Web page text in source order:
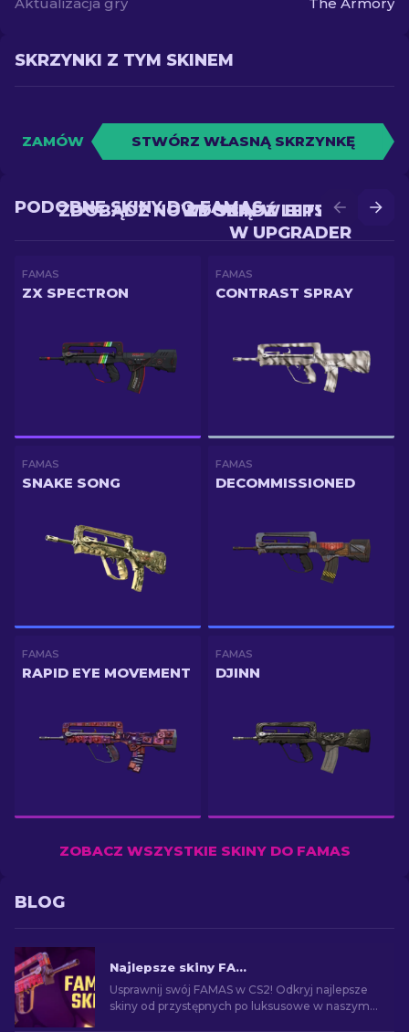
SKRZYNKI Z TYM SKINEM
ZAMÓW STWÓRZ WŁASNĄ SKRZYNKĘ
ZDOBĄDŹ LEPSZY SKIN
W UPGRADER
ZDOBĄDŹ NOWY SKIN W BITWIE
PODOBNE SKINY DO FAMAS
FAMAS
ZX SPECTRON
FAMAS
CONTRAST SPRAY
FAMAS
SNAKE SONG
FAMAS
DECOMMISSIONED
FAMAS
RAPID EYE MOVEMENT
FAMAS
DJINN
ZOBACZ WSZYSTKIE SKINY DO FAMAS
BLOG
Najlepsze skiny FAMAS w CS2 [2026]
Usprawnij swój FAMAS w CS2! Odkryj najlepsze
skiny od przystępnych po luksusowe w naszym